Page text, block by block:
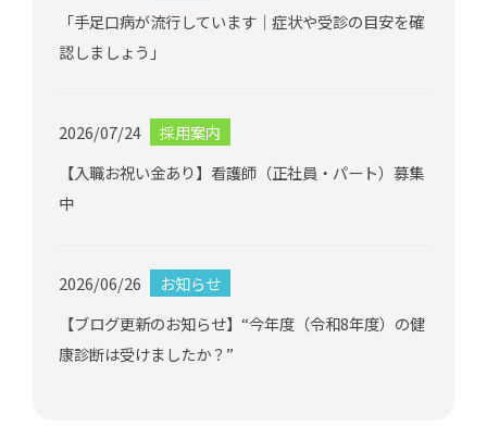
「手足口病が流行しています｜症状や受診の目安を確
認しましょう」
2026/07/24
採用案内
【入職お祝い金あり】看護師（正社員・パート）募集
中
2026/06/26
お知らせ
【ブログ更新のお知らせ】“今年度（令和8年度）の健
康診断は受けましたか？”